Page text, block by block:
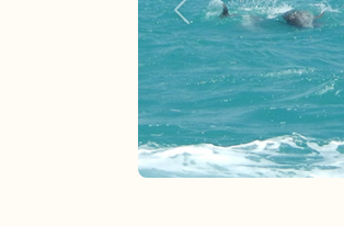
Pr�c�dent